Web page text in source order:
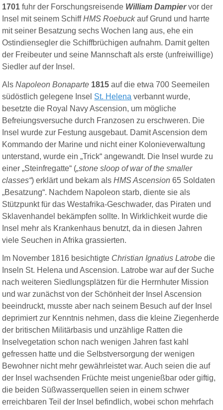
1701 fuhr der Forschungsreisende William Dampiervor der
Insel mit seinem SchiffHMS Roebuckauf Grund und harrte
mit seiner Besatzung sechs Wochen lang aus, ehe ein
Ostindiensegler die Schiffbrüchigen aufnahm. Damit gelten
der Freibeuter und seine Mannschaft als erste (unfreiwillige)
Siedler auf der Insel.
AlsNapoleon Bonaparte 1815 auf die etwa 700 Seemeilen
südöstlich gelegene Insel St. Helena verbannt wurde,
besetzte die Royal Navy Ascension, um mögliche
Befreiungsversuche durch Franzosen zu erschweren. Die
Insel wurde zur Festung ausgebaut. Damit Ascension dem
Kommando der Marine und nicht einer Kolonieverwaltung
unterstand, wurde ein „Trick“ angewandt. Die Insel wurde zu
einer „Steinfregatte“ („stone sloop of war of the smaller
classes“) erklärt und bekam alsHMS Ascension 65 Soldaten
„Besatzung“. Nachdem Napoleon starb, diente sie als
Stützpunkt für das Westafrika-Geschwader, das Piraten und
Sklavenhandel bekämpfen sollte. In Wirklichkeit wurde die
Insel mehr als Krankenhaus benutzt, da in diesen Jahren
viele Seuchen in Afrika grassierten.
Im November 1816 besichtigte Christian Ignatius Latrobe die
Inseln St. Helena und Ascension. Latrobe war auf der Suche
nach weiteren Siedlungsplätzen für die Herrnhuter Mission
und war zunächst von der Schönheit der Insel Ascension
beeindruckt, musste aber nach seinem Besuch auf der Insel
deprimiert zur Kenntnis nehmen, dass die kleine Ziegenherde
der britischen Militärbasis und unzählige Ratten die
Inselvegetation schon nach wenigen Jahren fast kahl
gefressen hatte und die Selbstversorgung der wenigen
Bewohner nicht mehr gewährleistet war. Auch seien die auf
der Insel wachsenden Früchte meist ungenießbar oder giftig,
die beiden Süßwasserquellen seien in einem schwer
erreichbaren Teil der Insel befindlich, wobei schon mehrfach